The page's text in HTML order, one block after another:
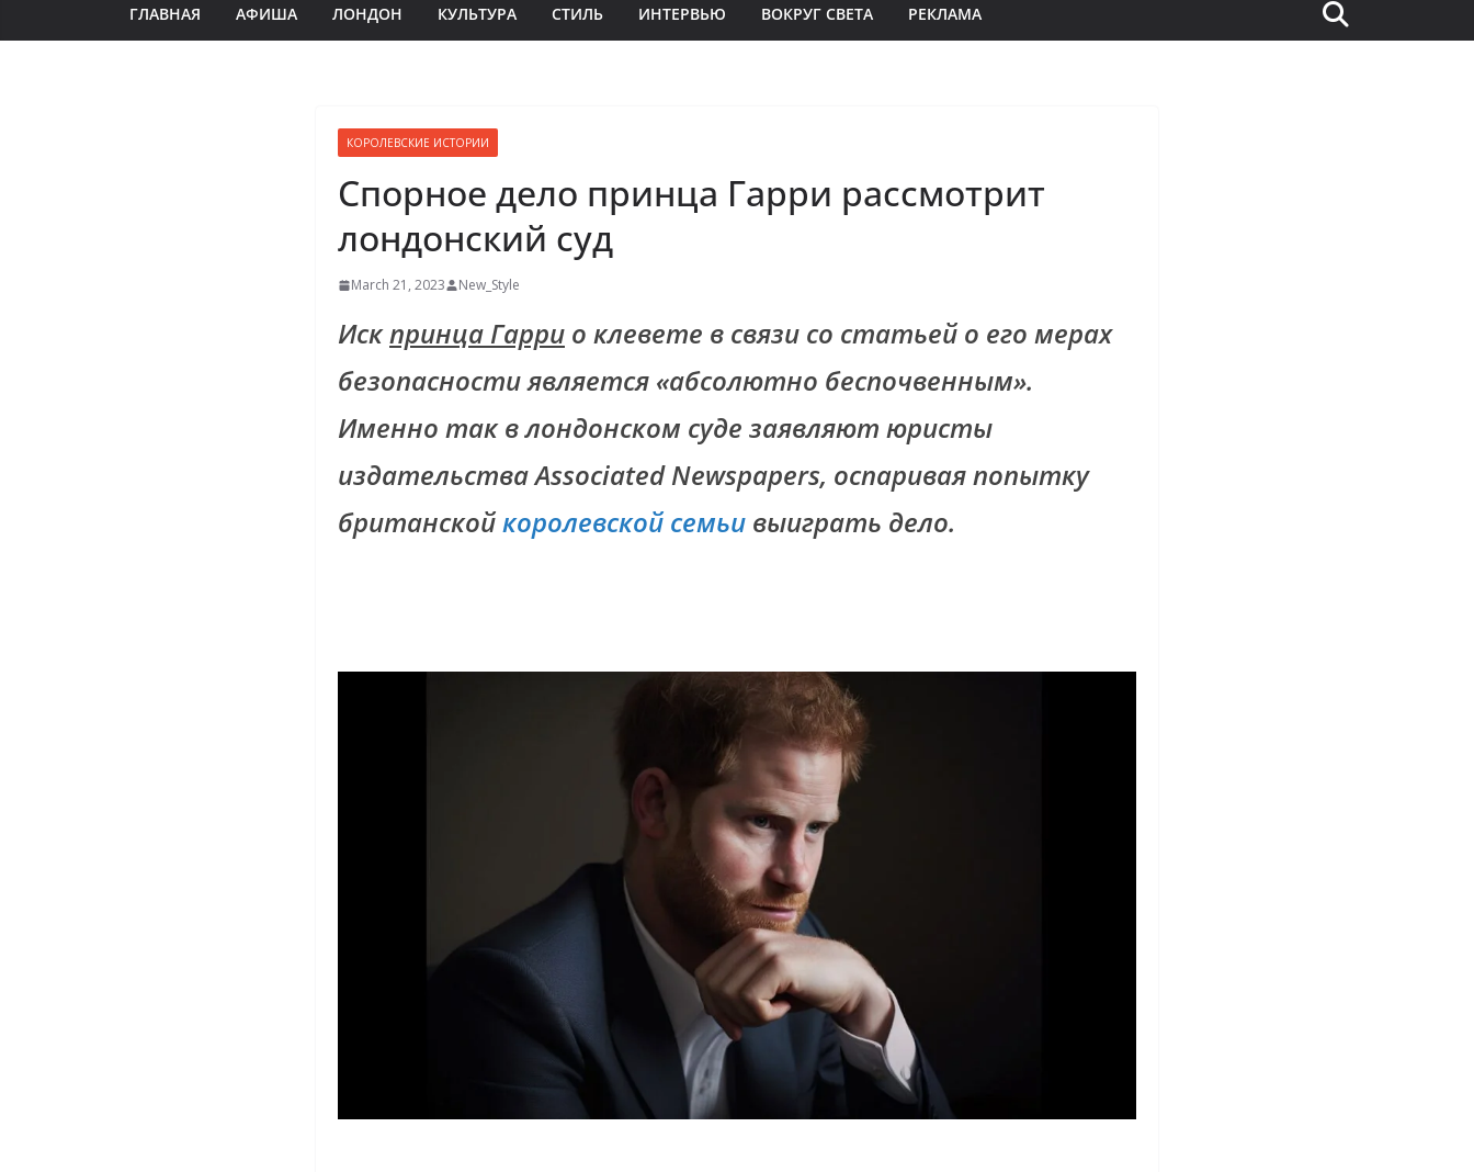
ГЛАВНАЯ АФИША ЛОНДОН КУЛЬТУРА СТИЛЬ ИНТЕРВЬЮ ВОКРУГ СВЕТА РЕКЛАМА
КОРОЛЕВСКИЕ ИСТОРИИ
Спорное дело принца Гарри рассмотрит
лондонский суд
March 21, 2023 New_Style
Искпринца Гарри о клевете в связи со статьей о его мерах
безопасности является «абсолютно беспочвенным».
Именно так в лондонском суде заявляют юристы
издательства Associated Newspapers, оспаривая попытку
британскойкоролевской семьи выиграть дело.